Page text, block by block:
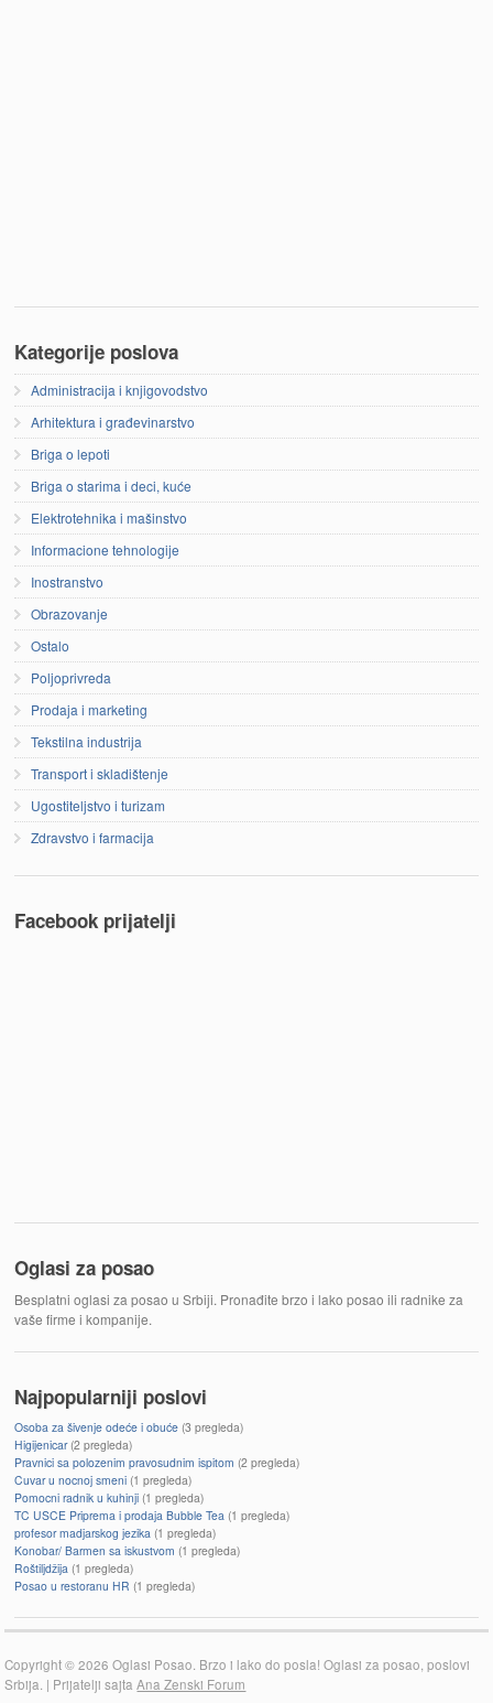
Kategorije poslova
Administracija i knjigovodstvo
Arhitektura i građevinarstvo
Briga o lepoti
Briga o starima i deci, kuće
Elektrotehnika i mašinstvo
Informacione tehnologije
Inostranstvo
Obrazovanje
Ostalo
Poljoprivreda
Prodaja i marketing
Tekstilna industrija
Transport i skladištenje
Ugostiteljstvo i turizam
Zdravstvo i farmacija
Facebook prijatelji
Oglasi za posao
Besplatni oglasi za posao u Srbiji. Pronađite brzo i lako posao ili radnike za
vaše firme i kompanije.
Najpopularniji poslovi
Osoba za šivenje odeće i obuće (3 pregleda)
Higijenicar(2 pregleda)
Pravnici sa polozenim pravosudnim ispitom (2 pregleda)
Cuvar u nocnoj smeni (1 pregleda)
Pomocni radnik u kuhinji (1 pregleda)
TC USCE Priprema i prodaja Bubble Tea (1 pregleda)
profesor madjarskog jezika (1 pregleda)
Konobar/ Barmen sa iskustvom (1 pregleda)
Roštiljdžija (1 pregleda)
Posao u restoranu HR (1 pregleda)
Copyright © 2026 Oglasi Posao. Brzo i lako do posla! Oglasi za posao, poslovi
Srbija. | Prijatelji sajtaAna Zenski Forum